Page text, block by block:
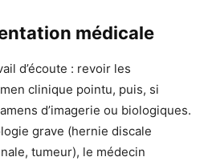
médicale
d’écoute : revoir les
clinique pointu, puis, si
d’imagerie ou biologiques.
grave (hernie discale
tumeur), le médecin